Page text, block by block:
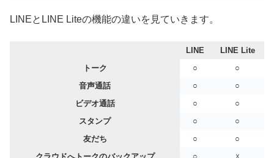
LINEとLINE Liteの機能の違いを見ていきます。
LINE
LINE Lite
トーク
○
○
音声通話
○
○
ビデオ通話
○
○
スタンプ
○
○
友だち
○
○